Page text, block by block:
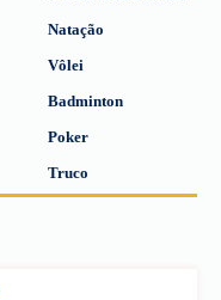
Natação
Vôlei
Badminton
Poker
Truco